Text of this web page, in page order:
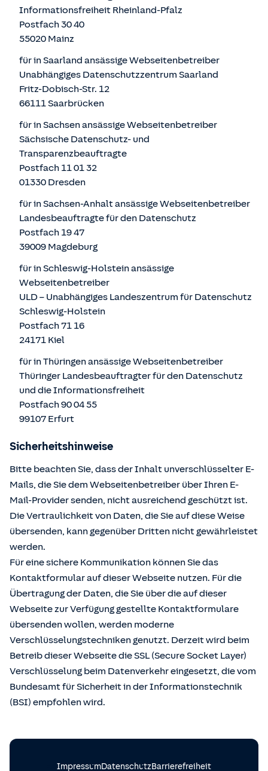
Informationsfreiheit Rheinland-Pfalz
Postfach 30 40
55020 Mainz
für in Saarland ansässige Webseitenbetreiber
Unabhängiges Datenschutzzentrum Saarland
Fritz-Dobisch-Str. 12
66111 Saarbrücken
für in Sachsen ansässige Webseitenbetreiber
Sächsische Datenschutz- und
Transparenzbeauftragte
Postfach 11 01 32
01330 Dresden
für in Sachsen-Anhalt ansässige Webseitenbetreiber
Landesbeauftragte für den Datenschutz
Postfach 19 47
39009 Magdeburg
für in Schleswig-Holstein ansässige
Webseitenbetreiber
ULD – Unabhängiges Landeszentrum für Datenschutz
Schleswig-Holstein
Postfach 71 16
24171 Kiel
für in Thüringen ansässige Webseitenbetreiber
Thüringer Landesbeauftragter für den Datenschutz
und die Informationsfreiheit
Postfach 90 04 55
99107 Erfurt
Sicherheitshinweise
Bitte beachten Sie, dass der Inhalt unverschlüsselter E-
Mails, die Sie dem Webseitenbetreiber über Ihren E-
Mail-Provider senden, nicht ausreichend geschützt ist.
Die Vertraulichkeit von Daten, die Sie auf diese Weise
übersenden, kann gegenüber Dritten nicht gewährleistet
werden.
Für eine sichere Kommunikation können Sie das
Kontaktformular auf dieser Webseite nutzen. Für die
Übertragung der Daten, die Sie über die auf dieser
Webseite zur Verfügung gestellte Kontaktformulare
übersenden wollen, werden moderne
Verschlüsselungstechniken genutzt. Derzeit wird beim
Betreib dieser Webseite die SSL (Secure Socket Layer)
Verschlüsselung beim Datenverkehr eingesetzt, die vom
Bundesamt für Sicherheit in der Informationstechnik
(BSI) empfohlen wird.
ImpressumDatenschutzBarrierefreiheit